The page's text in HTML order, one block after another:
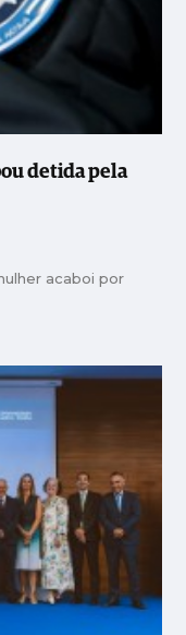
detida pela
acaboi por